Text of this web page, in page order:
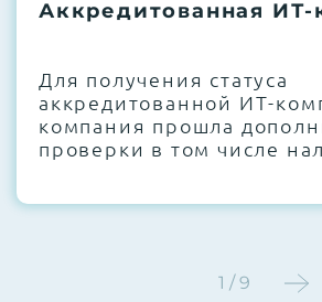
термоинтерфейсов, замена
Этап 4:Стресс-тестирование
нагрузкой в течение 72 часов
проверки стабильности всех
Аккредитованная ИТ-
Для получения статуса
аккредитованной ИТ-
компания прошла
проверки в том числе
1 / 9